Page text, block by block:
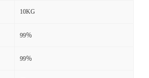
10KG
99％
99％